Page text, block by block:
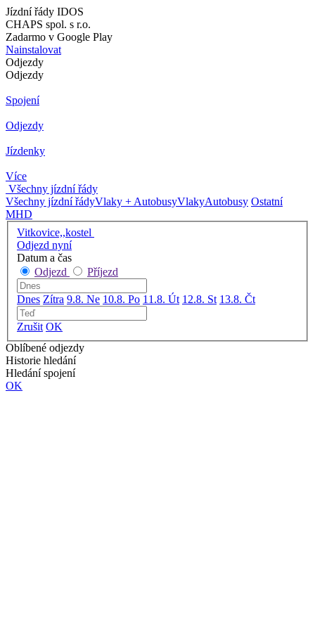
Jízdní řády IDOS
CHAPS spol. s r.o.
Zadarmo v Google Play
Nainstalovat
Odjezdy
Odjezdy
Spojení
Odjezdy
Jízdenky
Více
Všechny jízdní řády
Všechny jízdní řádyVlaky + AutobusyVlakyAutobusy Ostatní
MHD
Vitkovice,,kostel
Odjezd nyní
Datum a čas
Odjezd
Příjezd
Dnes Zítra 9.8. Ne 10.8. Po 11.8. Út 12.8. St 13.8. Čt
Zrušit OK
Oblíbené odjezdy
Historie hledání
Hledání spojení
OK